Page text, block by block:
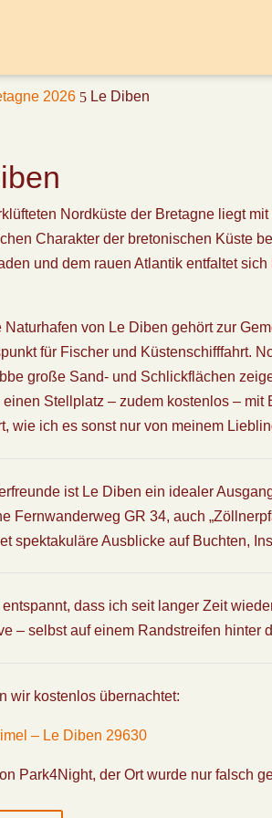
2026 5 Le Diben
Nordküste der Bretagne liegt
Charakter der bretonischen Küste
und dem rauen Atlantik entfaltet
Naturhafen von Le Diben gehört zur
für Fischer und Küstenschifffahrt.
große Sand- und Schlickflächen
einen Stellplatz – zudem kostenlos –
wie ich es sonst nur von meinem
ist Le Diben ein idealer
FernwanderwegGR 34, auch
spektakuläre Ausblicke auf Buchten,
entspannt, dass ich seit langer Zeit
– selbst auf einem Randstreifen hinter
wir kostenlos übernachtet:
– Le Diben 29630
Park4Night, der Ort wurde nur falsch